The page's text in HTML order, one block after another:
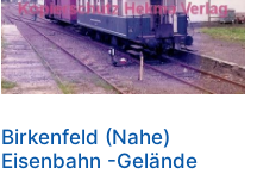
Birkenfeld (Nahe)
Eisenbahn -Gelände